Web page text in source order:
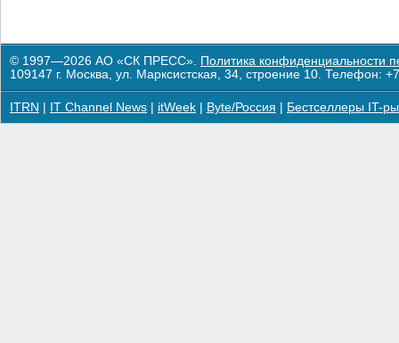
© 1997—2026 АО «СК ПРЕСС». Политика конфиденциальности
109147 г. Москва, ул. Марксистская, 34, строение 10. Телефон:
ITRN IT Channel News itWeek Byte/Россия Бестселлеры IT-